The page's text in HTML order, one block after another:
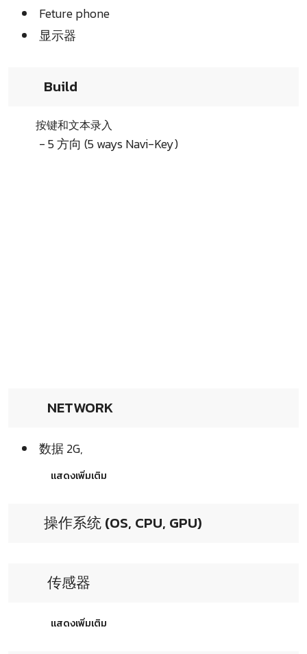
Feture phone
显示器
Build
按键和文本录入
- 5 方向 (5 ways Navi-Key)
NETWORK
数据 2G,
แสดงเพิ่มเติม
操作系统 (OS, CPU, GPU)
传感器
แสดงเพิ่มเติม